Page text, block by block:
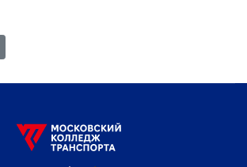
конкурсный день у юниоров на
Первый конкурсный день у юниоров